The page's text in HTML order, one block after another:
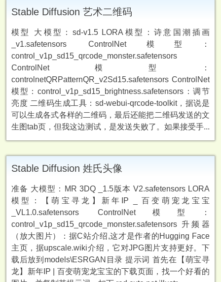
Stable Diffusion 艺术二维码
模型 大模型：sd-v1.5 LORA模型：诗意国潮插画
_v1.safetensors ControlNet模型：
control_v1p_sd15_qrcode_monster.safetensors
ControlNet模型：
controlnetQRPatternQR_v2Sd15.safetensors ControlNet
模型：control_v1p_sd15_brightness.safetensors：调节
亮度 二维码生成工具：sd-webui-qrcode-toolkit，据说是
可以生成各式各样的二维码，最后还能把二维码发送的文
生图tab页，但我这边测试，是发送失败了。如果接受手...
Stable Diffusion 姓氏头像
准备 大模型：MR 3DQ _1.5版本 V2.safetensors LORA
模型：【萌宝寻龙】新年IP _ 百变萌宠龙宝宝
_VL1.0.safetensors ControlNet模型：
control_v1p_sd15_qrcode_monster.safetensors 升频器
（放大图片）：据C站介绍,这才是作者的Hugging Face
主页，据upscale.wiki介绍，它对JPG图片支持更好。下
载后放到models\ESRGAN目录 提示词 首先在【萌宝寻
龙】新年IP | 百变萌宠龙宝宝的下载页面，找一个好看的